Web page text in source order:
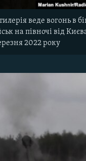
веде вогонь в
на півночі від
2022 року